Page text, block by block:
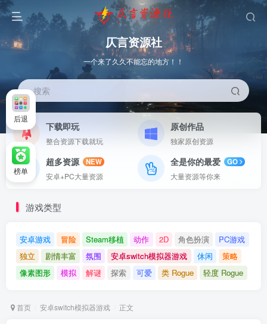
仄言资源社
一个来了久久不能忘的地方！！
搜索
下载即玩
整合资源下载就玩
原创作品
独家原创资源
超多资源
NEW
安卓+PC大量资源
全是你的最爱
GO
大量资源等你来
游戏类型
安卓游戏 冒险 Steam移植 动作 2D 角色扮演
PC游戏
独立
剧情丰富 氛围 安卓switch模拟器游戏 休闲
策略
像素图形
模拟 解谜 探索 可爱 类 Rogue 轻度 Rogue
首页 安卓switch模拟器游戏 正文
后退
榜单